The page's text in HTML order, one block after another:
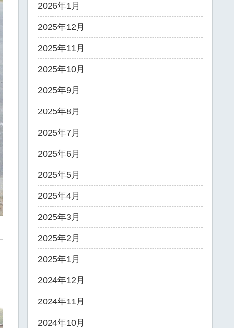
2026年1月
2025年12月
2025年11月
2025年10月
2025年9月
2025年8月
2025年7月
2025年6月
2025年5月
2025年4月
2025年3月
2025年2月
2025年1月
2024年12月
2024年11月
2024年10月